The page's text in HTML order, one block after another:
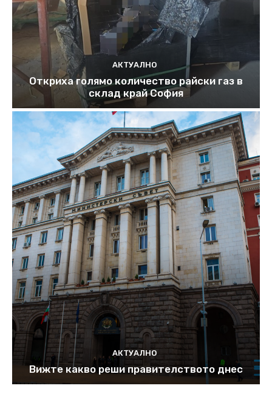
АКТУАЛНО
Откриха голямо количество райски газ в
склад край София
АКТУАЛНО
Вижте какво реши правителството днес